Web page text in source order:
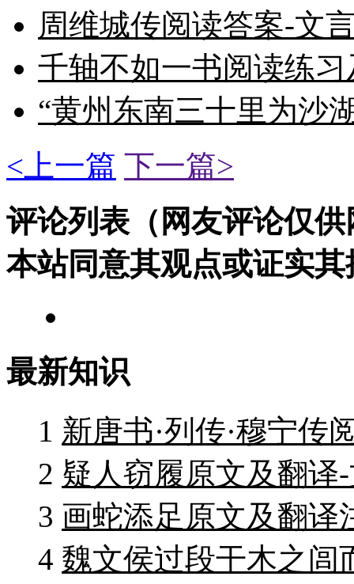
周维城传阅读答案-文
千轴不如一书阅读练
“黄州东南三十里为沙
<上一篇 下一篇>
评论列表（网友评论仅
本站同意其观点或证实其
最新知识
1 新唐书·列传·穆宁传
2 疑人窃履原文及翻译
3 画蛇添足原文及翻译
4 魏文侯过段干木之闾